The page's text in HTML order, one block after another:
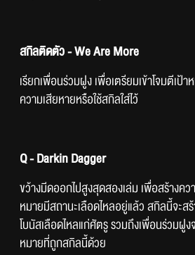
สกิลติดตัว - We Are More
เรียกเพื่อนร่วมฝูง เพื่อเตรียมเข้าโจมตีเป้
ความเสียหายหรือใช้สกิลใส่ไว้
Q - Darkin Dagger
ขว้างมีดออกไปสูงสุดสองเล่ม เพื่อสร้างคว
หมายมีสถานะเลือดไหลอยู่แล้ว สกิลนี้จะส
โบนัสเลือดไหลแก่ศัตรู รวมถึงเพื่อนร่วมฝูงจ
หมายที่ถูกสกิลนี้ด้วย